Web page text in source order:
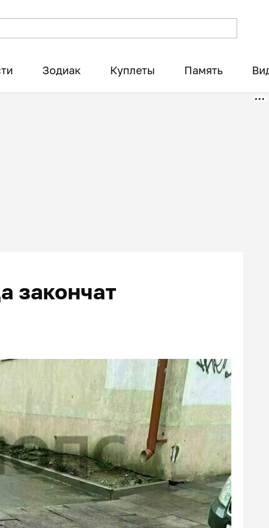
Зодиак Куплеты Память
закончат